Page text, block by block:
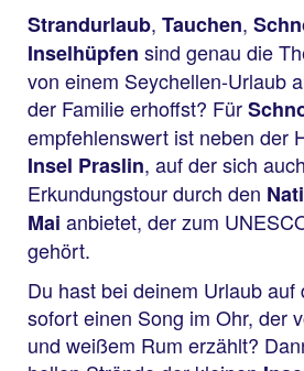
Strandurlaub, Tauchen,
Inselhüpfen sind genau die
von einem Seychellen-Urlaub
der Familie erhoffst? Für
empfehlenswert ist neben der
Insel Praslin, auf der sich
Erkundungstour durch den
Mai anbietet, der zum
gehört.
Du hast bei deinem Urlaub auf
sofort einen Song im Ohr, der
und weißem Rum erzählt?